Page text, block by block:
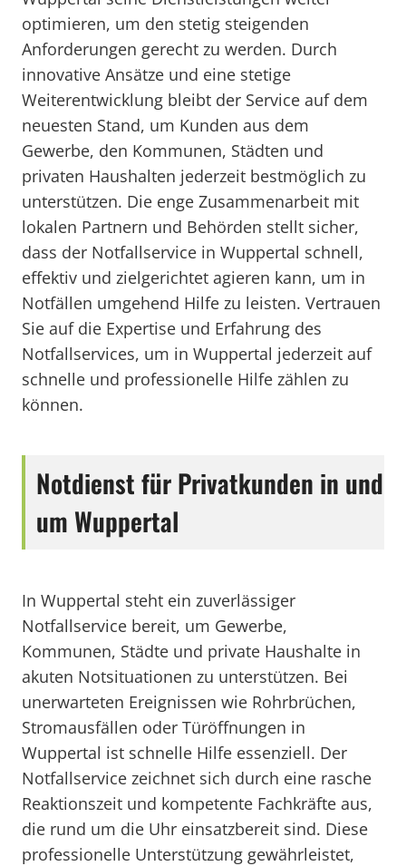
optimieren, um den stetig steigenden
Anforderungen gerecht zu werden. Durch
innovative Ansätze und eine stetige
Weiterentwicklung bleibt der Service auf dem
neuesten Stand, um Kunden aus dem
Gewerbe, den Kommunen, Städten und
privaten Haushalten jederzeit bestmöglich zu
unterstützen. Die enge Zusammenarbeit mit
lokalen Partnern und Behörden stellt sicher,
dass der Notfallservice in Wuppertal schnell,
effektiv und zielgerichtet agieren kann, um in
Notfällen umgehend Hilfe zu leisten. Vertrauen
Sie auf die Expertise und Erfahrung des
Notfallservices, um in Wuppertal jederzeit auf
schnelle und professionelle Hilfe zählen zu
können.
Notdienst für Privatkunden in und
um Wuppertal
In Wuppertal steht ein zuverlässiger
Notfallservice bereit, um Gewerbe,
Kommunen, Städte und private Haushalte in
akuten Notsituationen zu unterstützen. Bei
unerwarteten Ereignissen wie Rohrbrüchen,
Stromausfällen oder Türöffnungen in
Wuppertal ist schnelle Hilfe essenziell. Der
Notfallservice zeichnet sich durch eine rasche
Reaktionszeit und kompetente Fachkräfte aus,
die rund um die Uhr einsatzbereit sind. Diese
professionelle Unterstützung gewährleistet,